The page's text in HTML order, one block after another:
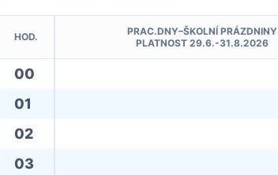
HOD.
PRAC.DNY–ŠKOLNÍ PRÁZDNINY
PLATNOST 29.6.-31.8.2026
00
01
02
03